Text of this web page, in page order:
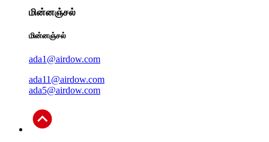
மின்னஞ்சல்
மின்னஞ்சல்
ada1@airdow.com
ada11@airdow.com
ada5@airdow.com